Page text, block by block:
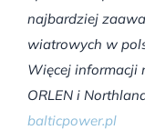
najbardziej
wiatrowych w
Więcej informacji
ORLEN i
balticpower.pl